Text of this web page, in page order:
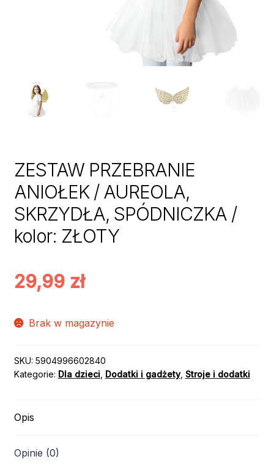
ZESTAW PRZEBRANIE
ANIOŁEK / AUREOLA,
SKRZYDŁA, SPÓDNICZKA /
kolor: ZŁOTY
29,99 zł
Brak w magazynie
SKU: 5904996602840
Kategorie: Dla dzieci, Dodatki i gadżety, Stroje i dodatki
Opis
Opinie (0)